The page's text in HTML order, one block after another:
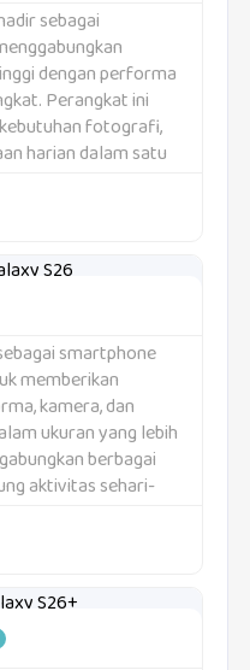
sebagai
dengan performa
Perangkat ini
fotografi,
harian dalam satu
yang kuat
smartphone
memberikan
kamera, dan
ukuran yang lebih
berbagai
aktivitas sehari-
berfokus pada
mengorbankan
dengan